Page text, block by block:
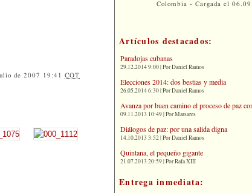
Colombia - Cargada el
de 2007 19:41COT
Artículos destacados:
Paradojas cubanas
29.12.2014 9:00 | Por Daniel Ramos
Elecciones 2014: dos bestias y media
26.05.2014 6:30 | Por Daniel Ramos
Avanza por buen camino el proceso de paz
09.11.2013 10:49 | Por Marsares
Diálogos de paz: por una salida digna
14.10.2013 3:52 | Por Daniel Ramos
Quintana, el pequeño gigante
21.07.2013 20:59 | Por Rafa XIII
Entrega inmediata: